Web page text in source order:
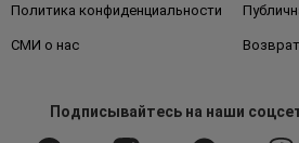
Политика конфиденциальности
СМИ о нас
Подписывайтесьна наши